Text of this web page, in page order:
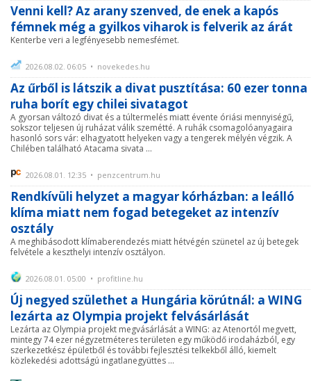
Venni kell? Az arany szenved, de enek a kapós
fémnek még a gyilkos viharok is felverik az árát
Kenterbe veri a legfényesebb nemesfémet.
2026.08.02. 06:05 • novekedes.hu
Az űrből is látszik a divat pusztítása: 60 ezer tonna
ruha borít egy chilei sivatagot
A gyorsan változó divat és a túltermelés miatt évente óriási mennyiségű,
sokszor teljesen új ruházat válik szemétté. A ruhák csomagolóanyagaira
hasonló sors vár: elhagyatott helyeken vagy a tengerek mélyén végzik. A
Chilében található Atacama sivata ...
2026.08.01. 12:35 • penzcentrum.hu
Rendkívüli helyzet a magyar kórházban: a leálló
klíma miatt nem fogad betegeket az intenzív
osztály
A meghibásodott klímaberendezés miatt hétvégén szünetel az új betegek
felvétele a keszthelyi intenzív osztályon.
2026.08.01. 05:00 • profitline.hu
Új negyed születhet a Hungária körútnál: a WING
lezárta az Olympia projekt felvásárlását
Lezárta az Olympia projekt megvásárlását a WING: az Atenortól megvett,
mintegy 74 ezer négyzetméteres területen egy működő irodaházból, egy
szerkezetkész épületből és további fejlesztési telkekből álló, kiemelt
közlekedési adottságú ingatlanegyüttes ...